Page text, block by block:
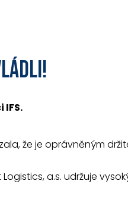
že je oprávněným
a.s. udržuje